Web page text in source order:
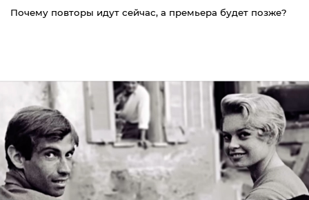
Почему повторы идут сейчас, а премьера будет позже?